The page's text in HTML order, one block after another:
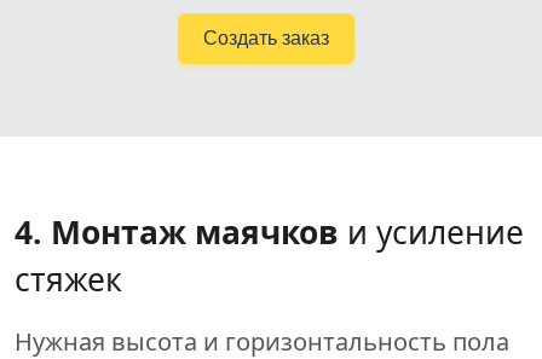
Создать заказ
4. Монтаж маячков и усиление
стяжек
Нужная высота и горизонтальность пола